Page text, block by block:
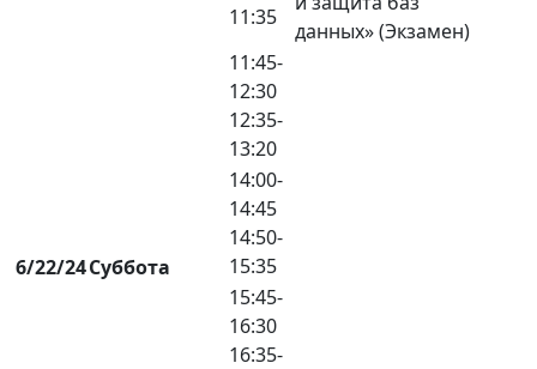
6/22/24Суббота
11:35
данных» (Экзамен)
11:45-
12:30
12:35-
13:20
14:00-
14:45
14:50-
15:35
15:45-
16:30
16:35-